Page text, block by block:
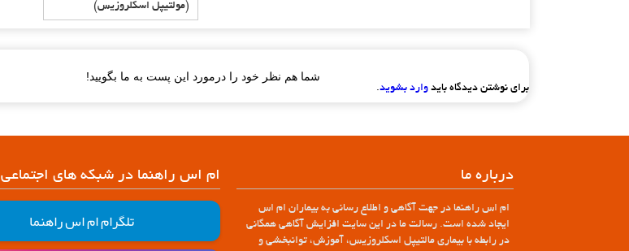
(مولتیپل اسکلروزیس)
شما هم نظر خود را درمورد این پست به ما بگویید!
برای نوشتن دیدگاه باید وارد بشوید.
درباره ما
ام اس راهنما در جهت آگاهی و اطلاع رسانی به بیماران ام اس
ایجاد شده است. رسالت ما در این سایت افزایش آگاهی همگانی
در رابطه با بیماری مالتیپل اسکلروزیس، آموزش، توانبخشی و
ام اس راهنما در شبکه های اجتماعی
تلگرام ام اس راهنما